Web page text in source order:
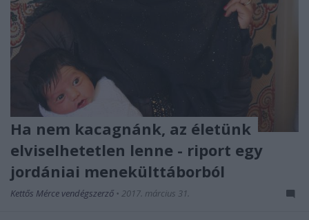
Ha nem kacagnánk, az életünk
elviselhetetlen lenne - riport egy
jordániai menekülttáborból
Kettős Mérce vendégszerző • 2017. március 31.